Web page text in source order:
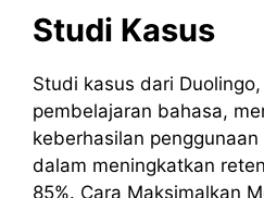
Studi Kasus
Studi kasus dari
pembelajaran bahasa,
keberhasilan
dalam meningkatkan
85%. Cara Maksimalkan